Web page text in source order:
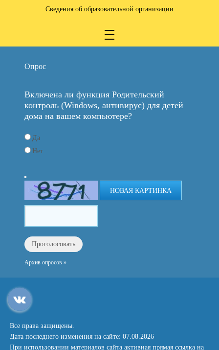
Сведения об образовательной организации
Опрос
Включена ли функция Родительский
контроль (Windows, антивирус) для детей
дома на вашем компьютере?
Да
Нет
НОВАЯ КАРТИНКА
Архив опросов »
Все права защищены.
Дата последнего изменения на сайте: 07.08.2026
При использовании материалов сайта активная прямая ссылка на